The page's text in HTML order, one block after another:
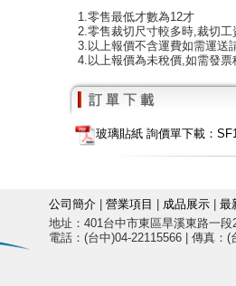
1.零售最低才數為12才
2.零售裁切尺寸較多時,裁切工
3.以上報價不含運費如需運送
4.以上報價為未稅價,如需發票
玻璃貼紙 詢價單下載：
公司簡介 營業項目 成品展示
最
地址：401台中市東區旱溪東路一
電話：(台中)04-22115566 | 傳真：(